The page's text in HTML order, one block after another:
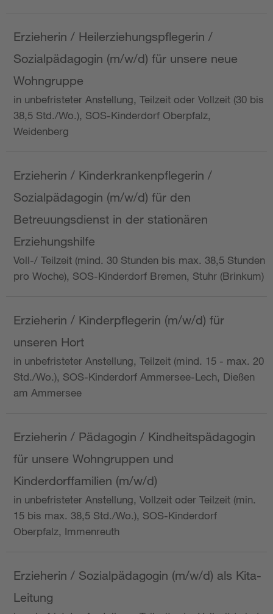
Erzieherin / Heilerziehungspflegerin /
Sozialpädagogin (m/w/d) für unsere neue
Wohngruppe
in unbefristeter Anstellung, Teilzeit oder Vollzeit (30 bis
38,5 Std./Wo.), SOS-Kinderdorf Oberpfalz,
Weidenberg
Erzieherin / Kinderkrankenpflegerin /
Sozialpädagogin (m/w/d) für den
Betreuungsdienst in der stationären
Erziehungshilfe
Voll-/ Teilzeit (mind. 30 Stunden bis max. 38,5 Stunden
pro Woche), SOS-Kinderdorf Bremen, Stuhr (Brinkum)
Erzieherin / Kinderpflegerin (m/w/d) für
unseren Hort
in unbefristeter Anstellung, Teilzeit (mind. 15 - max. 20
Std./Wo.), SOS-Kinderdorf Ammersee-Lech, Dießen
am Ammersee
Erzieherin / Pädagogin / Kindheitspädagogin
für unsere Wohngruppen und
Kinderdorffamilien (m/w/d)
in unbefristeter Anstellung, Vollzeit oder Teilzeit (min.
15 bis max. 38,5 Std./Wo.), SOS-Kinderdorf
Oberpfalz, Immenreuth
Erzieherin / Sozialpädagogin (m/w/d) als Kita-
Leitung